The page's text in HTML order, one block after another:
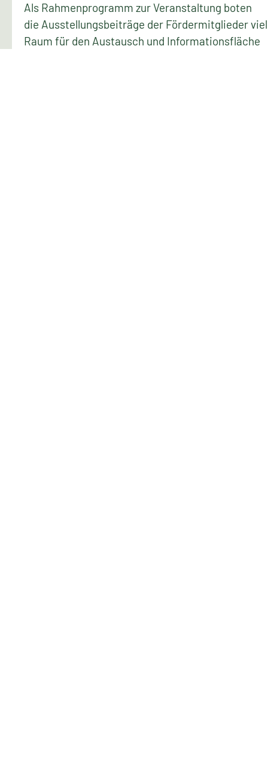
Als Rahmenprogramm zur Veranstaltung boten
die Ausstellungsbeiträge der Fördermitglieder viel
Raum für den Austausch und Informationsfläche